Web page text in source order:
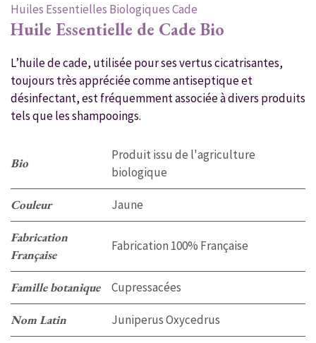
Huiles Essentielles BiologiquesCade
Huile Essentielle de Cade Bio
L’huile de cade, utilisée pour ses vertus cicatrisantes,
toujours très appréciée comme antiseptique et
désinfectant, est fréquemment associée à divers produits
tels que les shampooings.
Bio
Produit issu de l'agriculture
biologique
Couleur Jaune
Fabrication
Française
Fabrication 100% Française
Famille botanique Cupressacées
Nom Latin Juniperus Oxycedrus